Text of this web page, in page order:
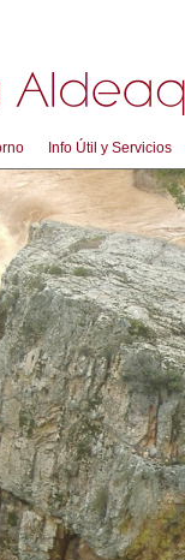
Info Útil y Servicios